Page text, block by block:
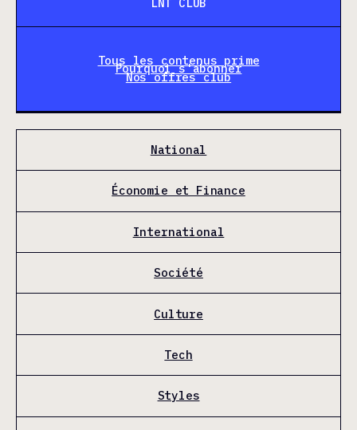
Tous les contenus prime
Pourquoi s'abonner
Nos offres club
National
Économie et Finance
International
Société
Culture
Tech
Styles